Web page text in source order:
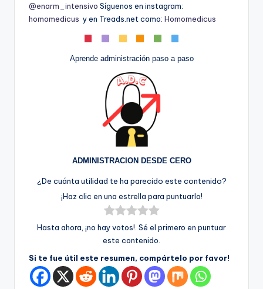
@enarm_intensivo Síguenos en instagram:
homomedicus y en Treads.net como: Homomedicus
Aprende administración paso a paso
ADMINISTRACION DESDE CERO
¿De cuánta utilidad te ha parecido este contenido?
¡Haz clic en una estrella para puntuarlo!
Hasta ahora, ¡no hay votos!. Sé el primero en puntuar
este contenido.
Si te fue útil este resumen, compártelo por favor!